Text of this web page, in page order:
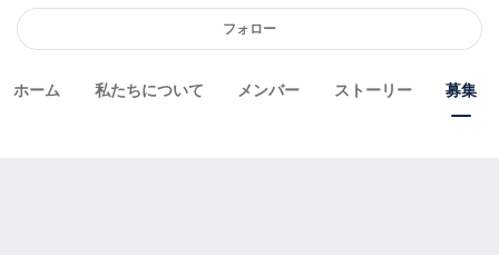
フォロー
ホーム 私たちについて メンバー ストーリー 募集